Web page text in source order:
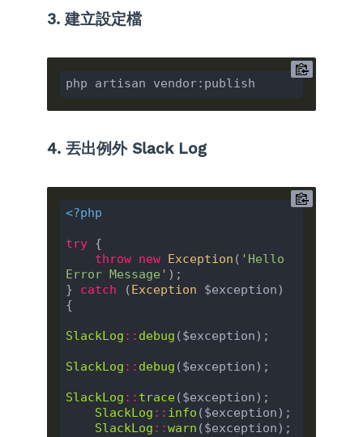
3. 建立設定檔
4. 丟出例外 Slack Log
<?php
try {
throw new Exception ( 'Hello
Error Message' );
} catch (Exception $exception)
{
SlackLog :: debug ($exception);
SlackLog :: debug ($exception);
SlackLog :: trace($exception);
SlackLog :: info ($exception);
SlackLog ::warn ($exception);